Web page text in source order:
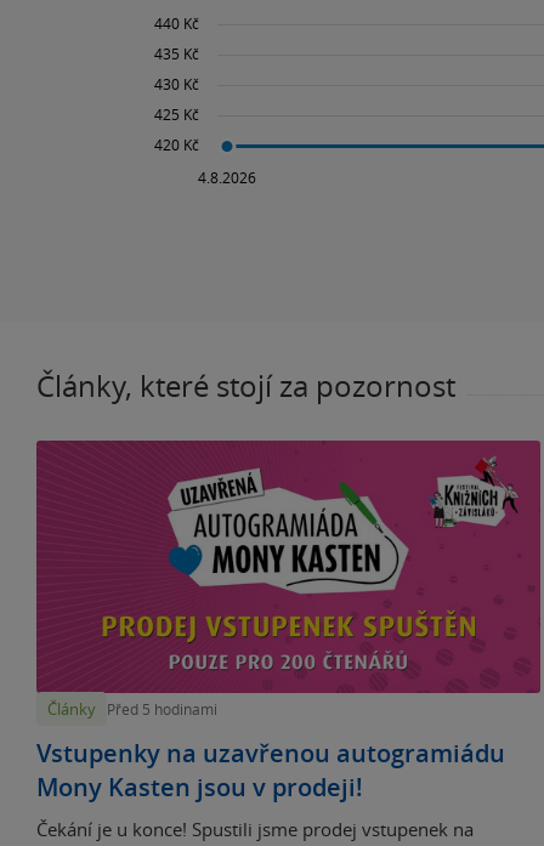
Články, které stojí za pozornost
Články Před 5 hodinami
Vstupenky na uzavřenou autogramiádu
Mony Kasten jsou v prodeji!
Čekání je u konce! Spustili jsme prodej vstupenek na